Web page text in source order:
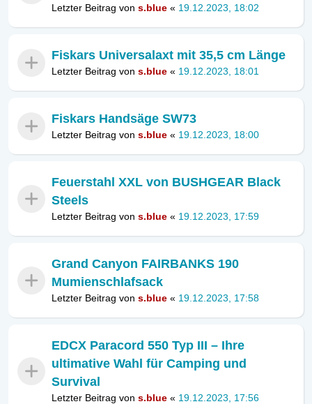
Letzter Beitrag von s.blue « 19.12.2023, 18:02
Fiskars Universalaxt mit 35,5 cm Länge
Letzter Beitrag von s.blue « 19.12.2023, 18:01
Fiskars Handsäge SW73
Letzter Beitrag von s.blue « 19.12.2023, 18:00
Feuerstahl XXL von BUSHGEAR Black
Steels
Letzter Beitrag von s.blue « 19.12.2023, 17:59
Grand Canyon FAIRBANKS 190
Mumienschlafsack
Letzter Beitrag von s.blue « 19.12.2023, 17:58
EDCX Paracord 550 Typ III – Ihre
ultimative Wahl für Camping und
Survival
Letzter Beitrag von s.blue « 19.12.2023, 17:56